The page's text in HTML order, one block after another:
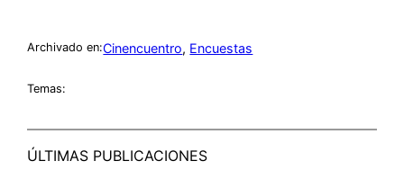
Archivado en:Cinencuentro, Encuestas
Temas:
ÚLTIMAS PUBLICACIONES